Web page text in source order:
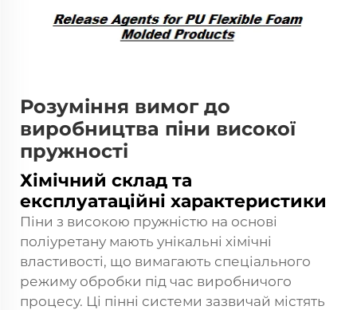
Розуміння вимог до
виробництва піни високої
пружності
Хімічний склад та
експлуатаційні характеристики
Піни з високою пружністю на основі
поліуретану мають унікальні хімічні
властивості, що вимагають спеціального
режиму обробки під час виробничого
процесу. Ці пінні системи зазвичай містять